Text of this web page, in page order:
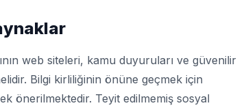
web siteleri, kamu duyuruları ve güvenilir
Bilgi kirliliğinin önüne geçmek için
önerilmektedir. Teyit edilmemiş sosyal